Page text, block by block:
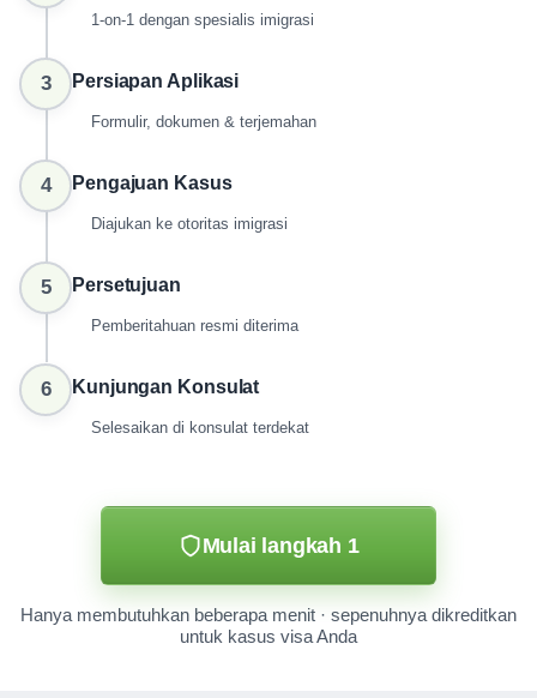
1-on-1 dengan spesialis imigrasi
3 Persiapan Aplikasi
Formulir, dokumen & terjemahan
4 Pengajuan Kasus
Diajukan ke otoritas imigrasi
5 Persetujuan
Pemberitahuan resmi diterima
6 Kunjungan Konsulat
Selesaikan di konsulat terdekat
Mulai langkah 1
Hanya membutuhkan beberapa menit · sepenuhnya dikreditkan
untuk kasus visa Anda